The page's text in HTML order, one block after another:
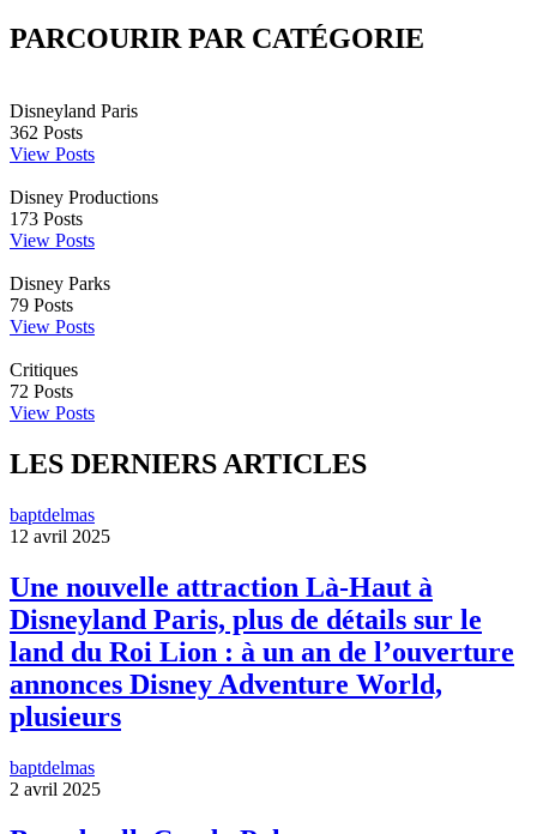
PARCOURIR PAR CATÉGORIE
Disneyland Paris
362 Posts
View Posts
Disney Productions
173 Posts
View Posts
Disney Parks
79 Posts
View Posts
Critiques
72 Posts
View Posts
LES DERNIERS ARTICLES
baptdelmas
12 avril 2025
Une nouvelle attraction Là-Haut à
Disneyland Paris, plus de détails sur le
land du Roi Lion : à un an de l’ouverture
annonces Disney Adventure World,
plusieurs
baptdelmas
2 avril 2025